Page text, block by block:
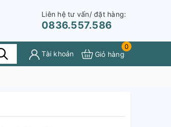
Liên hệ tư vấn/ đặt hàng:
0836.557.586
Tài khoản
0
Giỏ hàng